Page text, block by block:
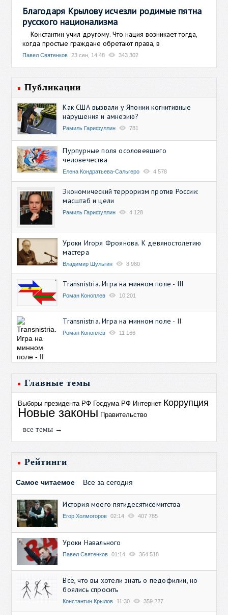
Благодаря Крылову исчезли родимые пятна
русского национализма
Константин учил другому. Что нация возникает тогда,
когда простые граждане обретают права, в
Павел Святенков 23 сен, 14:48 343 302
Публикации
Как США вызвали у Японии когнитивные
нарушения и амнезию?
Рамиль Гарифуллин 781
Пурпурные поля осоловевшего
человечества
Елена Кондратьева-Сальгеро 4 578
Экономический терроризм против России:
масштаб и цели
Рамиль Гарифуллин 4 128
Уроки Игоря Фроянова. К девяностолетию
мастера
Владимир Шульгин 8 980
Transnistria. Игра на минном поле - III
Роман Коноплев 10 201
Transnistria. Игра на минном поле - II
Роман Коноплев 11 166
Главные темы
Выборы президента РФ Госдума РФ Интернет Коррупция
Новые законы Правительство
все темы →
Рейтинги
Самое читаемое Все за сегодня
История моего пятидесятисемитства
Егор Холмогоров 02:14 407 785
Уроки Навального
Павел Святенков 01:14 364 518
Всё, что вы хотели знать о педофилии, но
боялись спросить
Константин Крылов 11:30 359 227